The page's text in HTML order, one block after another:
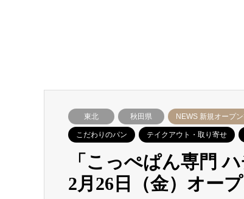
東北 秋田県 NEWS 新規オープ
こだわりのパン テイクアウト・取り寄せ
「こっぺぱん専門
2月26日（金）オー